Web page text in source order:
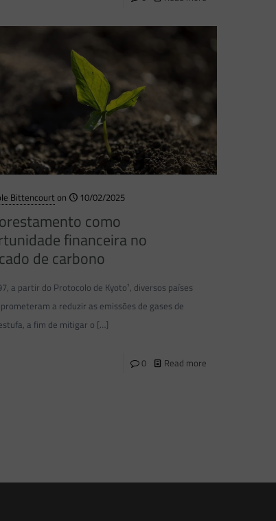
Bittencourton 10/02/2025
como
financeira no
de carbono
a partir do Protocolo de Kyoto¹, diversos países
a reduzir as emissões de gases de
a fim de mitigar o […]
0 Read more